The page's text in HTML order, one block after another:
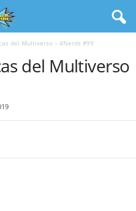
del Multiverso – 4Nerds #99
del Multiverso